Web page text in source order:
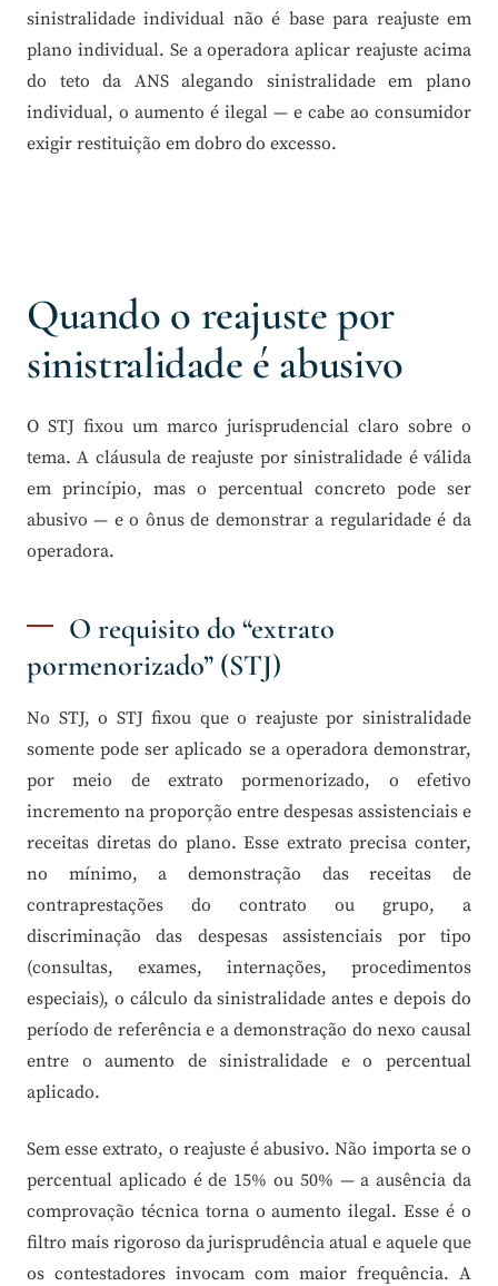
sinistralidade individual não é base para reajuste em
plano individual. Se a operadora aplicar reajuste acima
do teto da ANS alegando sinistralidade em plano
individual, o aumento é ilegal — e cabe ao consumidor
exigir restituição em dobro do excesso.
Quando o reajuste por
sinistralidade é abusivo
O STJ fixou um marco jurisprudencial claro sobre o
tema. A cláusula de reajuste por sinistralidade é válida
em princípio, mas o percentual concreto pode ser
abusivo — e o ônus de demonstrar a regularidade é da
operadora.
O requisito do “extrato
pormenorizado” (STJ)
No STJ, o STJ fixou que o reajuste por sinistralidade
somente pode ser aplicado se a operadora demonstrar,
por meio de extrato pormenorizado, o efetivo
incremento na proporção entre despesas assistenciais e
receitas diretas do plano. Esse extrato precisa conter,
no mínimo, a demonstração das receitas de
contraprestações do contrato ou grupo, a
discriminação das despesas assistenciais por tipo
(consultas, exames, internações, procedimentos
especiais), o cálculo da sinistralidade antes e depois do
período de referência e a demonstração do nexo causal
entre o aumento de sinistralidade e o percentual
aplicado.
Sem esse extrato, o reajuste é abusivo. Não importa se o
percentual aplicado é de 15% ou 50% — a ausência da
comprovação técnica torna o aumento ilegal. Esse é o
filtro mais rigoroso da jurisprudência atual e aquele que
os contestadores invocam com maior frequência. A